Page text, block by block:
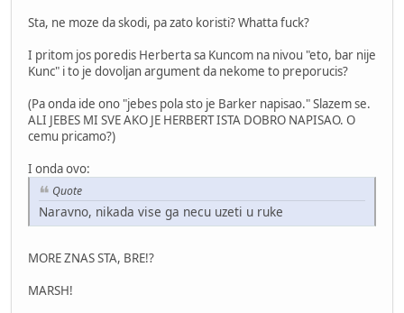
Sta, ne moze da skodi, pa zato koristi? Whatta fuck?
I pritom jos poredis Herberta sa Kuncom na nivou "eto, bar nije
Kunc" i to je dovoljan argument da nekome to preporucis?
(Pa onda ide ono "jebes pola sto je Barker napisao." Slazem se.
ALI JEBES MI SVE AKO JE HERBERT ISTA DOBRO NAPISAO. O
cemu pricamo?)
I onda ovo:
Quote
Naravno, nikada vise ga necu uzeti u ruke
MORE ZNAS STA, BRE!?
MARSH!